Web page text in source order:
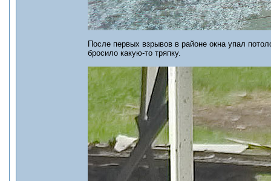
После первых взрывов в районе окна упал
бросило какую-то тряпку.